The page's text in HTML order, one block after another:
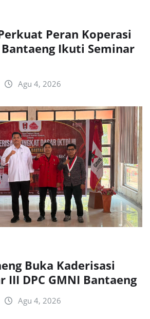
Peran Koperasi
Ikuti Seminar
Agu 4, 2026
Buka Kaderisasi
III DPC GMNI Bantaeng
Agu 4, 2026